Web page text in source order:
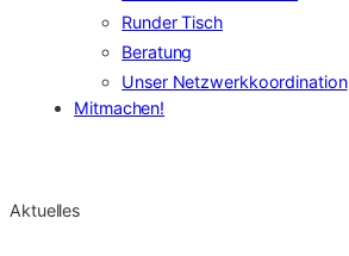
Runder Tisch
Beratung
Unser Netzwerkkoordination
Mitmachen!
Aktuelles